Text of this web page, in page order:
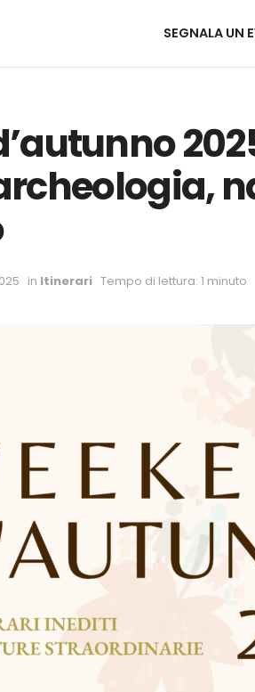
SEGNALA UN
in Itinerari Tempo di lettura: 1 minuto